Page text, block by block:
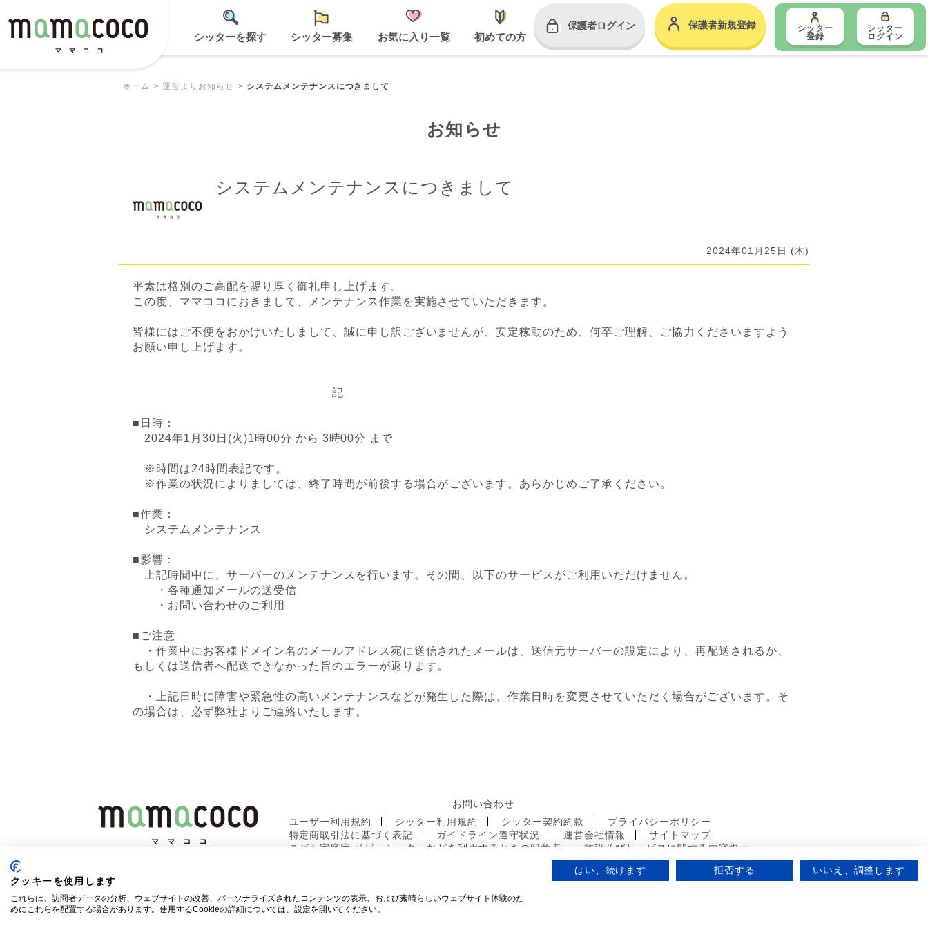
シッターを探す シッター募集 お気に入り一覧 初めての方
保護者ログイン 保護者新規登録
シッター
登録
シッター
ログイン
ホーム 運営よりお知らせ システムメンテナンスにつきまして
お知らせ
システムメンテナンスにつきまして
2024年01月25日 (木)
平素は格別のご高配を賜り厚く御礼申し上げます。
この度、ママココにおきまして、メンテナンス作業を実施させていただきます。
皆様にはご不便をおかけいたしまして、誠に申し訳ございませんが、安定稼動のため、何卒ご理解、ご協力くださいますよう
お願い申し上げます。
記
■日時：
2024年1月30日(火)1時00分 から 3時00分 まで
※時間は24時間表記です。
※作業の状況によりましては、終了時間が前後する場合がございます。あらかじめご了承ください。
■作業：
システムメンテナンス
■影響：
上記時間中に、サーバーのメンテナンスを行います。その間、以下のサービスがご利用いただけません。
・各種通知メールの送受信
・お問い合わせのご利用
■ご注意
・作業中にお客様ドメイン名のメールアドレス宛に送信されたメールは、送信元サーバーの設定により、再配送されるか、
もしくは送信者へ配送できなかった旨のエラーが返ります。
・上記日時に障害や緊急性の高いメンテナンスなどが発生した際は、作業日時を変更させていただく場合がございます。そ
の場合は、必ず弊社よりご連絡いたします。
お問い合わせ
ユーザー利用規約
シッター利用規約 シッター契約約款
プライバシーポリシー
特定商取引法に基づく表記
ガイドライン遵守状況 運営会社情報
サイトマップ
こども家庭庁 ベビーシッターなどを利用するときの留意点
施設及びサービスに関する内容提示
クッキーを使用します
これらは、訪問者データの分析、ウェブサイトの改善、パーソナライズされたコンテンツの表示、および素晴らしいウェブサイト体験のた
めにこれらを配置する場合があります。使用するCookieの詳細については、設定を開いてください。
はい、続けます 拒否する いいえ、調整します